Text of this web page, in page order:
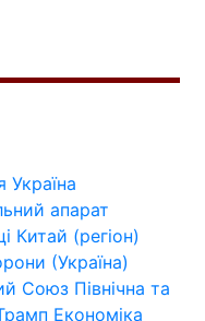
Україна
апарат
Китай (регіон)
(Україна)
Союз Північна та
Економіка